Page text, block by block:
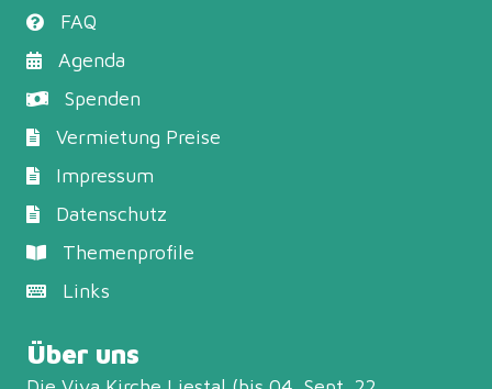
FAQ
Agenda
Spenden
Vermietung Preise
Impressum
Datenschutz
Themenprofile
Links
Über uns